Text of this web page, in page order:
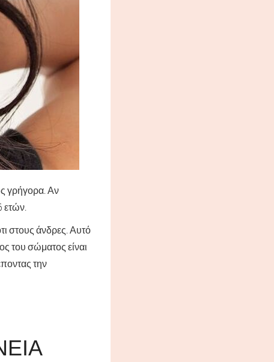
γρήγορα. Αν
ετών.
στους άνδρες. Αυτό
του σώματος είναι
την